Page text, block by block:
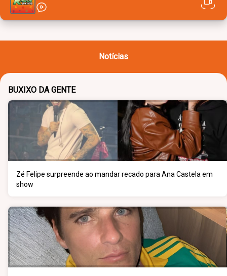
Notícias
BUXIXO DA GENTE
Zé Felipe surpreende ao mandar recado para Ana Castela em
show